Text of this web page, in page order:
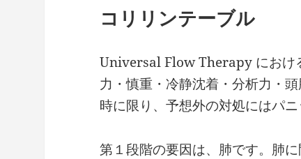
コリリンテーブル
Universal Flow Therapy におけ
力・慎重・冷静沈着・分析力・
時に限り、予想外の対処にはパ
第１段階の要因は、肺です。肺